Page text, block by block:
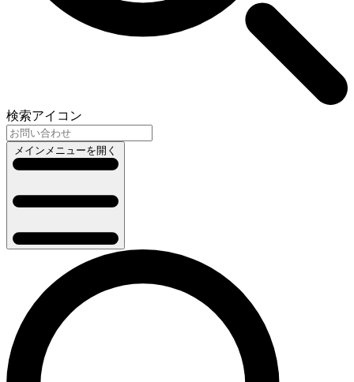
検索アイコン
メインメニューを開く